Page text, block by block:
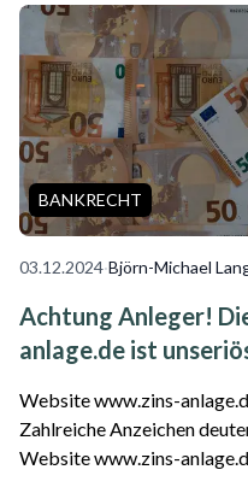
BANKRECHT
03.12.2024·Björn-Michael
Achtung Anleger!
anlage.de ist
Website www.zins-
Zahlreiche Anzeichen
Website www.zins-